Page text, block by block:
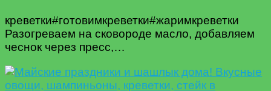
креветки#готовимкреветки#жаримкреветки
Разогревaем на сковороде масло, добавляем
чеснок через пресс,…